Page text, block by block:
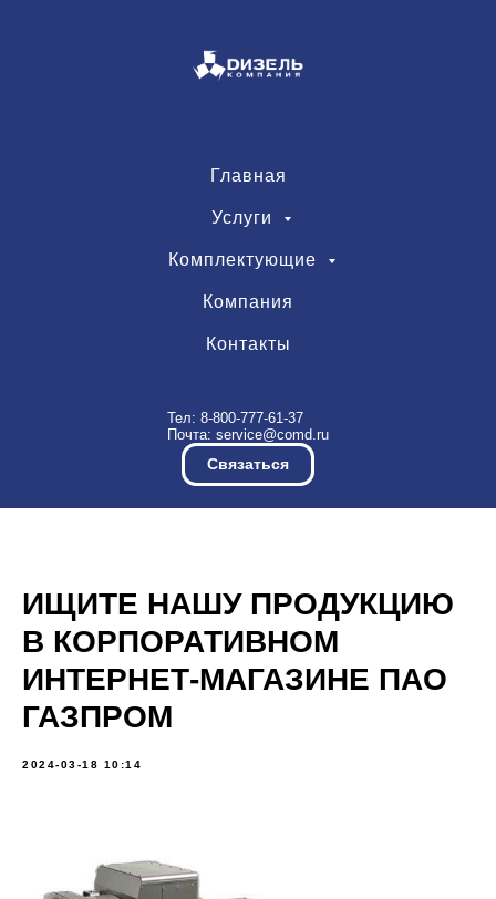
Главная
Услуги
Комплектующие
Компания
Контакты
Тел: 8-800-777-61-37
Почта: service@comd.ru
Связаться
ИЩИТЕ НАШУ ПРОДУКЦИЮ
В КОРПОРАТИВНОМ
ИНТЕРНЕТ-МАГАЗИНЕ ПАО
ГАЗПРОМ
2024-03-18 10:14